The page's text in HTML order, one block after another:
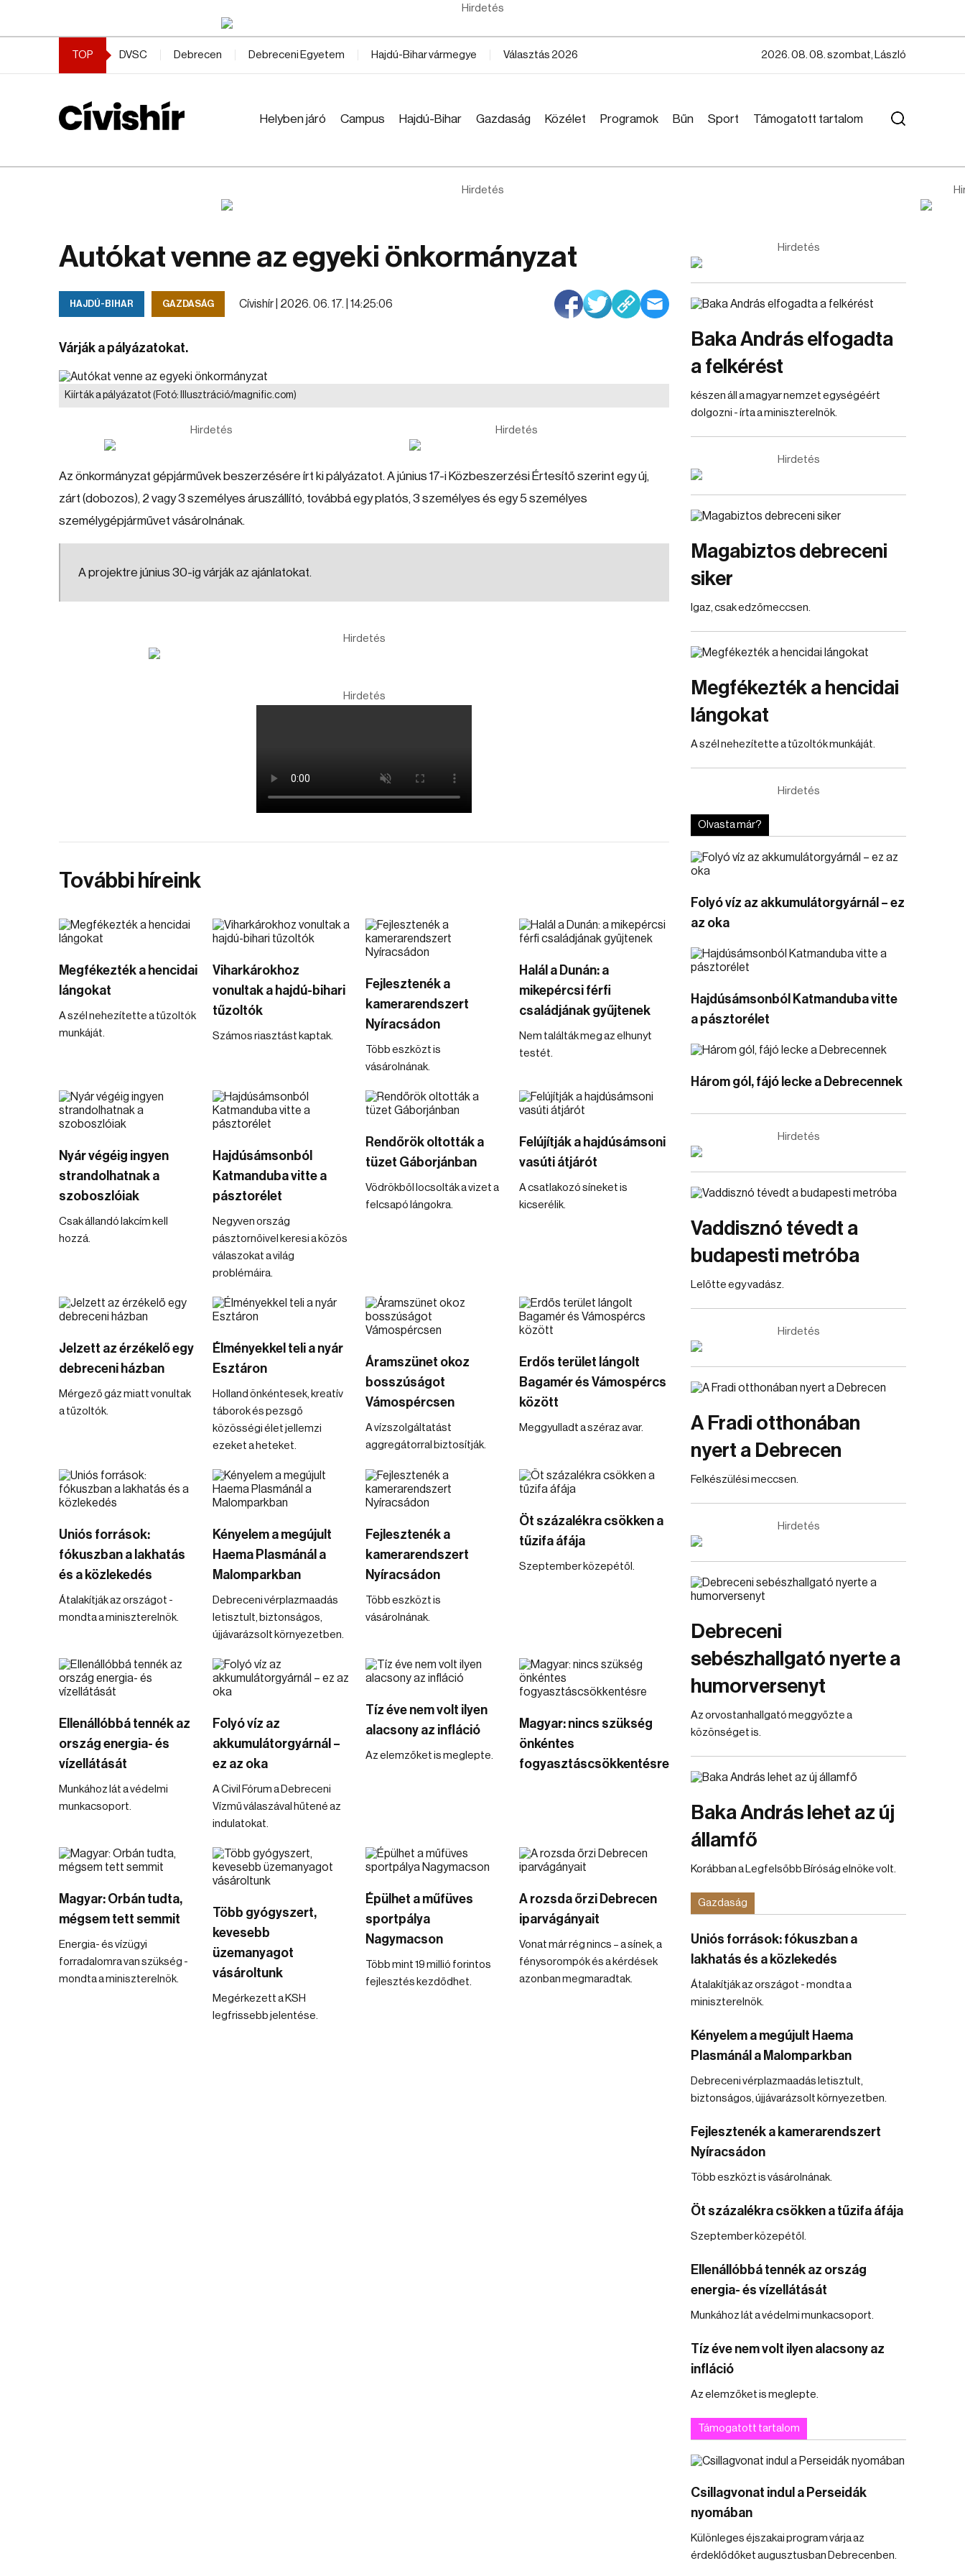
Hirdetés
TOP DVSC Debrecen Debreceni Egyetem Hajdú-Bihar vármegye Választás 2026 2026. 08. 08. szombat, László
Helyben járó Campus Hajdú-Bihar Gazdaság Közélet Programok Bűn Sport Támogatott tartalom
Hirdetés
Autókat venne az egyeki önkormányzat
HAJDÚ-BIHAR GAZDASÁG Cívishír | 2026. 06. 17. | 14:25:06
Várják a pályázatokat.
Kiírták a pályázatot (Fotó: Illusztráció/magnific.com)
Hirdetés Hirdetés
Az önkormányzat gépjárművek beszerzésére írt ki pályázatot. A június 17-i Közbeszerzési Értesítő szerint egy új,
zárt (dobozos), 2 vagy 3 személyes áruszállító, továbbá egy platós, 3 személyes és egy 5 személyes
személygépjárművet vásárolnának.
A projektre június 30-ig várják az ajánlatokat.
Hirdetés
Hirdetés
További híreink
Megfékezték a hencidai
lángokat
A szél nehezítette a tűzoltók
munkáját.
Viharkárokhoz
vonultak a hajdú-bihari
tűzoltók
Számos riasztást kaptak.
Fejlesztenék a
kamerarendszert
Nyíracsádon
Több eszközt is
vásárolnának.
Halál a Dunán: a
mikepércsi férfi
családjának gyűjtenek
Nem találták meg az elhunyt
testét.
Nyár végéig ingyen
strandolhatnak a
szoboszlóiak
Csak állandó lakcím kell
hozzá.
Hajdúsámsonból
Katmanduba vitte a
pásztorélet
Negyven ország
pásztornőivel keresi a közös
válaszokat a világ
problémáira.
Rendőrök oltották a
tüzet Gáborjánban
Vödrökből locsolták a vizet a
felcsapó lángokra.
Felújítják a hajdúsámsoni
vasúti átjárót
A csatlakozó síneket is
kicserélik.
Jelzett az érzékelő egy
debreceni házban
Mérgező gáz miatt vonultak
a tűzoltók.
Élményekkel teli a nyár
Esztáron
Holland önkéntesek, kreatív
táborok és pezsgő
közösségi élet jellemzi
ezeket a heteket.
Áramszünet okoz
bosszúságot
Vámospércsen
A vízszolgáltatást
aggregátorral biztosítják.
Erdős terület lángolt
Bagamér és Vámospércs
között
Meggyulladt a széraz avar.
Uniós források:
fókuszban a lakhatás
és a közlekedés
Átalakítják az országot -
mondta a miniszterelnök.
Kényelem a megújult
Haema Plasmánál a
Malomparkban
Debreceni vérplazmaadás
letisztult, biztonságos,
újjávarázsolt környezetben.
Fejlesztenék a
kamerarendszert
Nyíracsádon
Több eszközt is
vásárolnának.
Öt százalékra csökken a
tűzifa áfája
Szeptember közepétől.
Ellenállóbbá tennék az
ország energia- és
vízellátását
Munkához lát a védelmi
munkacsoport.
Folyó víz az
akkumulátorgyárnál –
ez az oka
A Civil Fórum a Debreceni
Vízmű válaszával hűtené az
indulatokat.
Tíz éve nem volt ilyen
alacsony az infláció
Az elemzőket is meglepte.
Magyar: nincs szükség
önkéntes
fogyasztáscsökkentésre
Magyar: Orbán tudta,
mégsem tett semmit
Energia- és vízügyi
forradalomra van szükség -
mondta a miniszterelnök.
Több gyógyszert,
kevesebb
üzemanyagot
vásároltunk
Megérkezett a KSH
legfrissebb jelentése.
Épülhet a műfüves
sportpálya
Nagymacson
Több mint 19 millió forintos
fejlesztés kezdődhet.
A rozsda őrzi Debrecen
iparvágányait
Vonat már rég nincs – a sínek, a
fénysorompók és a kérdések
azonban megmaradtak.
Hirdetés
Baka András elfogadta
a felkérést
készen áll a magyar nemzet egységéért
dolgozni - írta a miniszterelnök.
Hirdetés
Magabiztos debreceni
siker
Igaz, csak edzőmeccsen.
Megfékezték a hencidai
lángokat
A szél nehezítette a tűzoltók munkáját.
Hirdetés
Olvasta már?
Folyó víz az akkumulátorgyárnál – ez
az oka
Hajdúsámsonból Katmanduba vitte
a pásztorélet
Három gól, fájó lecke a Debrecennek
Hirdetés
Vaddisznó tévedt a
budapesti metróba
Lelőtte egy vadász.
Hirdetés
A Fradi otthonában
nyert a Debrecen
Felkészülési meccsen.
Hirdetés
Debreceni
sebészhallgató nyerte a
humorversenyt
Az orvostanhallgató meggyőzte a
közönséget is.
Baka András lehet az új
államfő
Korábban a Legfelsőbb Bíróság elnöke volt.
Gazdaság
Uniós források: fókuszban a
lakhatás és a közlekedés
Átalakítják az országot - mondta a
miniszterelnök.
Kényelem a megújult Haema
Plasmánál a Malomparkban
Debreceni vérplazmaadás letisztult,
biztonságos, újjávarázsolt környezetben.
Fejlesztenék a kamerarendszert
Nyíracsádon
Több eszközt is vásárolnának.
Öt százalékra csökken a tűzifa áfája
Szeptember közepétől.
Ellenállóbbá tennék az ország
energia- és vízellátását
Munkához lát a védelmi munkacsoport.
Tíz éve nem volt ilyen alacsony az
infláció
Az elemzőket is meglepte.
Támogatott tartalom
Csillagvonat indul a Perseidák
nyomában
Különleges éjszakai program várja az
érdeklődőket augusztusban Debrecenben.